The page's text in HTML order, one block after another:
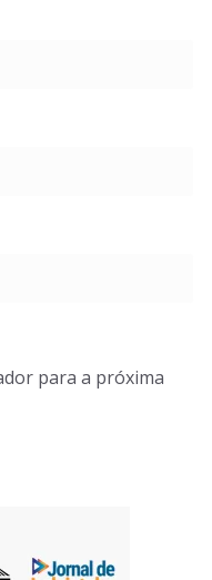
para a próxima